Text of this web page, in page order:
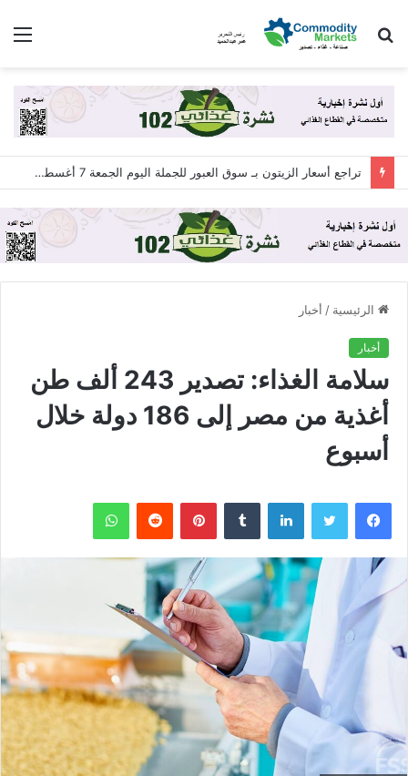
بحث
تراجع أسعار الزيتون بـ سوق العبور للجملة اليوم الجمعة 7 أغسطس 2026
الرئيسية / أخبار
أخبار
سلامة الغذاء: تصدير 243 ألف طن
أغذية من مصر إلى 186 دولة خلال
أسبوع
فيسبوك تويتر لينكدإن بينتيريست واتساب